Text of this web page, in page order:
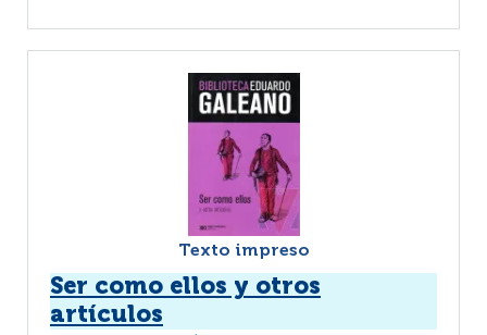
Texto impreso
Ser como ellos y otros
artículos